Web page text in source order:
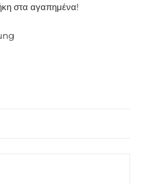
στα αγαπημένα!